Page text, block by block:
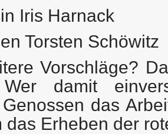
Iris Harnack
Torsten Schöwitz
Vorschläge?
damit
das
das Erheben der